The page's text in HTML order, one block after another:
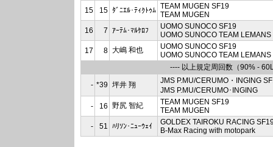
15
15 ﾀﾞﾆｴﾙ･ﾃｨｸﾄｩﾑ TEAM MUGEN SF19
TEAM MUGEN
16
7 ｱｰﾃﾑ･ﾏﾙｹﾛﾌ
UOMO SUNOCO SF19
UOMO SUNOCO TEAM LEMANS
17
8 大嶋 和也
UOMO SUNOCO SF19
UOMO SUNOCO TEAM LEMANS
---- 以上規定周回数（90% -
- *39 坪井 翔
JMS P.MU/CERUMO・INGING
JMS P.MU/CERUMO･INGING
-
16 野尻 智紀
TEAM MUGEN SF19
TEAM MUGEN
-
51 ﾊﾘｿﾝ･ﾆｭｰｳｪｲ
GOLDEX TAIROKU RACING
B-Max Racing with motopark